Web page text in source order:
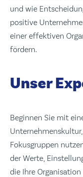
und wie
positive
einer effektiven
fördern.
Unser
Beginnen Sie mit
Fokusgruppen
der Werte,
die Ihre